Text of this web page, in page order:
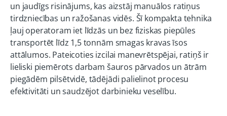
un jaudīgs risinājums, kas aizstāj manuālos ratiņus
tirdzniecības un ražošanas vidēs. Šī kompakta tehnika
ļauj operatoram iet līdzās un bez fiziskas piepūles
transportēt līdz 1,5 tonnām smagas kravas īsos
attālumos. Pateicoties izcilai manevrētspējai, ratiņš ir
lieliski piemērots darbam šauros pārvados un ātrām
piegādēm pilsētvidē, tādējādi palielinot procesu
efektivitāti un saudzējot darbinieku veselību.